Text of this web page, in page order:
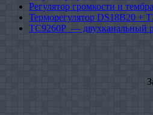
Регулятор громкости и
Терморегулятор DS18B20 +
TC9260P — двухканальный